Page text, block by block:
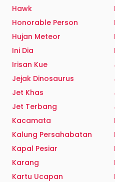
Hawk
Honorable Person
Hujan Meteor
Ini Dia
Irisan Kue
Jejak Dinosaurus
Jet Khas
Jet Terbang
Kacamata
Kalung Persahabatan
Kapal Pesiar
Karang
Kartu Ucapan